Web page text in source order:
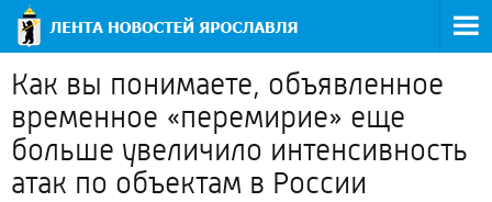
Как вы понимаете, объявленное
временное «перемирие» еще
больше увеличило интенсивность
атак по объектам в России